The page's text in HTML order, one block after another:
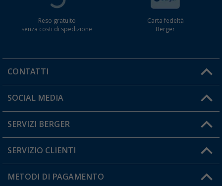
Reso gratuito
senza costi di spedizione
Carta fedeltà
Berger
CONTATTI
Orari di apertura del servizio:
Hai una domanda?
SOCIAL MEDIA
SERVIZI BERGER
Diventare rivenditori
Il mio Account
SERVIZIO CLIENTI
Informazioni sulla spedizione
METODI DI PAGAMENTO